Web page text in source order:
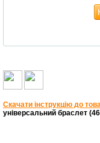
Скачати інструкцію до
універсальний браслет